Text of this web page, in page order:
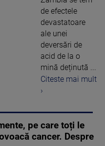
de efectele
devastatoare
ale unei
deversări de
acid de la o
mină deținută ...
Citeste mai mult
›
pe care toți le
cancer. Despre